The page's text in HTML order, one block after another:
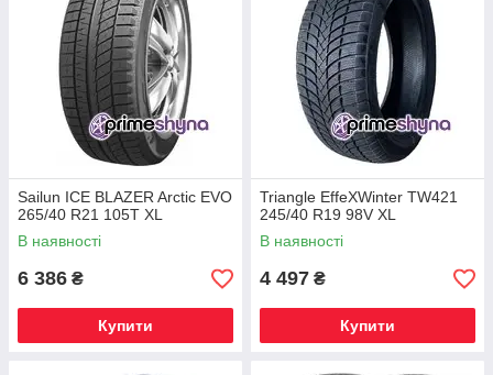
Sailun ICE BLAZER Arctic EVO
265/40 R21 105T XL
В наявності
6 386 ₴
Купити
Triangle EffeXWinter TW421
245/40 R19 98V XL
В наявності
4 497 ₴
Купити